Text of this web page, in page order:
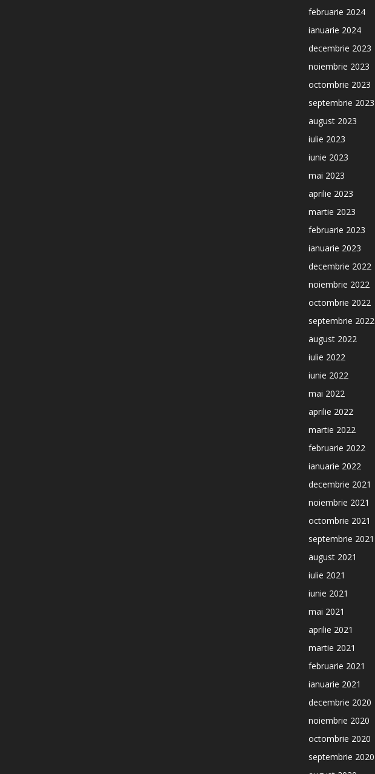
februarie 2024
ianuarie 2024
decembrie 2023
noiembrie 2023
octombrie 2023
septembrie 2023
august 2023
iulie 2023
iunie 2023
mai 2023
aprilie 2023
martie 2023
februarie 2023
ianuarie 2023
decembrie 2022
noiembrie 2022
octombrie 2022
septembrie 2022
august 2022
iulie 2022
iunie 2022
mai 2022
aprilie 2022
martie 2022
februarie 2022
ianuarie 2022
decembrie 2021
noiembrie 2021
octombrie 2021
septembrie 2021
august 2021
iulie 2021
iunie 2021
mai 2021
aprilie 2021
martie 2021
februarie 2021
ianuarie 2021
decembrie 2020
noiembrie 2020
octombrie 2020
septembrie 2020